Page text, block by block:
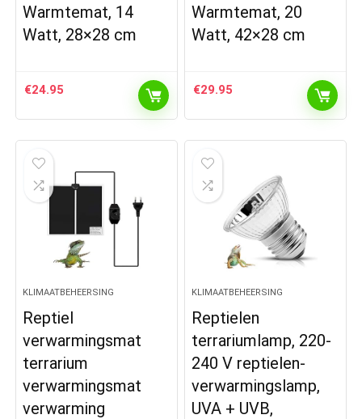
Warmtemat, 14
Watt, 28×28 cm
€24.95
Warmtemat, 20
Watt, 42×28 cm
€29.95
KLIMAATBEHEERSING
Reptiel
verwarmingsmat
terrarium
verwarmingsmat
verwarming
KLIMAATBEHEERSING
Reptielen
terrariumlamp, 220-
240 V reptielen-
verwarmingslamp,
UVA + UVB,